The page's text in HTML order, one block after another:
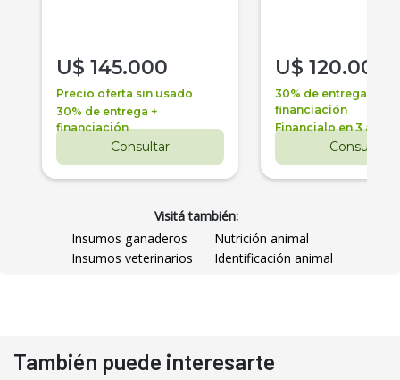
U$ 145.000
Precio oferta sin usado
30% de entrega +
financiación
Consultar
U$ 120.000
30% de entrega +
financiación
Financialo en 3 años
Consultar
Visitá también:
Insumos ganaderos
Nutrición animal
Insumos veterinarios
Identificación animal
También puede interesarte